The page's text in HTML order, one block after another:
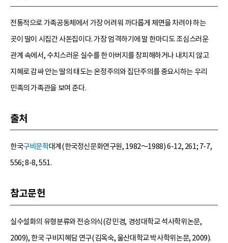
전통적으로 가족공동체에서 가장 어려워 까다롭게 체면을 차려야 하는
곳이 딸이 시집간 사돈집이다. 가장 엄격하기에 말 한마디도 조심스러운
관계 속에서, 수치스러운 실수를 한 아버지를 창피해하거나 내치지 않고
지혜로 감싸 안는 딸의 태도는 온정주의와 집단주의를 중요시하는 우리
민족의 가족관을 보여 준다.
출처
한국구비문학대계(한국정신문화연구원, 1982～1988) 6-12, 261; 7-7,
556; 8-8, 551.
참고문헌
실수설화의 유형분류와 전승의식(강민경, 경성대학교 석사학위논문,
2009), 한국 구비지혜담 연구(김옥숙, 울산대학교 박사학위논문, 2009).